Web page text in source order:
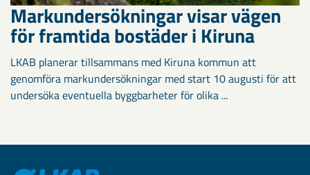
Markundersökningar visar vägen
för framtida bostäder i Kiruna
LKAB planerar tillsammans med Kiruna kommun att
genomföra markundersökningar med start 10 augusti för att
undersöka eventuella byggbarheter för olika ...